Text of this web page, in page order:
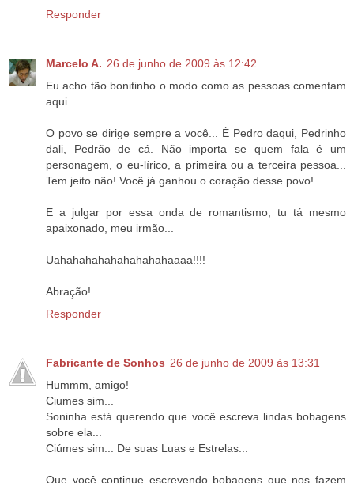
Responder
Marcelo A. 26 de junho de 2009 às 12:42
Eu acho tão bonitinho o modo como as pessoas comentam
aqui.
O povo se dirige sempre a você... É Pedro daqui, Pedrinho
dali, Pedrão de cá. Não importa se quem fala é um
personagem, o eu-lírico, a primeira ou a terceira pessoa...
Tem jeito não! Você já ganhou o coração desse povo!
E a julgar por essa onda de romantismo, tu tá mesmo
apaixonado, meu irmão...
Uahahahahahahahahahaaaa!!!!
Abração!
Responder
Fabricante de Sonhos 26 de junho de 2009 às 13:31
Hummm, amigo!
Ciumes sim...
Soninha está querendo que você escreva lindas bobagens
sobre ela...
Ciúmes sim... De suas Luas e Estrelas...
Que você continue escrevendo bobagens que nos fazem